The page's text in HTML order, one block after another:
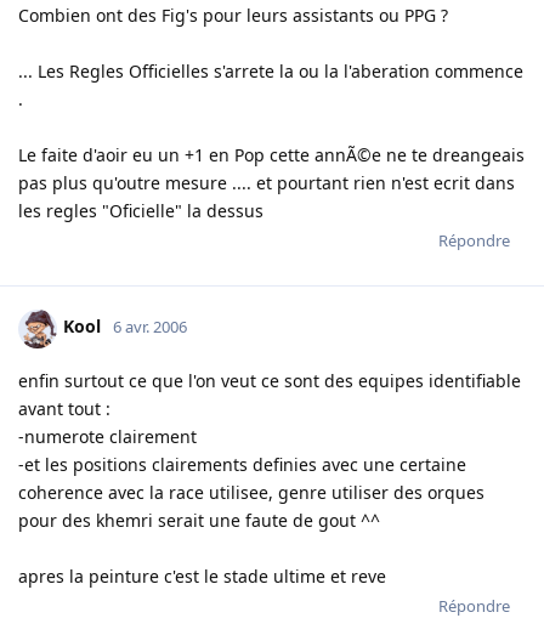
Combien ont des Fig's pour leurs assistants ou PPG ?
... Les Regles Officielles s'arrete la ou la l'aberation commence
.
Le faite d'aoir eu un +1 en Pop cette annÃ©e ne te dreangeais
pas plus qu'outre mesure .... et pourtant rien n'est ecrit dans
les regles "Oficielle" la dessus
Répondre
Kool 6 avr. 2006
enfin surtout ce que l'on veut ce sont des equipes identifiable
avant tout :
-numerote clairement
-et les positions clairements definies avec une certaine
coherence avec la race utilisee, genre utiliser des orques
pour des khemri serait une faute de gout ^^
apres la peinture c'est le stade ultime et reve
Répondre